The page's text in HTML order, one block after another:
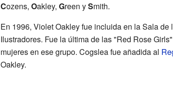
Cozens, Oakley, Green ySmith.
En 1996, Violet Oakley fue incluida en la Sala de
Ilustradores. Fue la última de las "Red Rose
mujeres en ese grupo. Cogslea fue añadida al
Oakley.